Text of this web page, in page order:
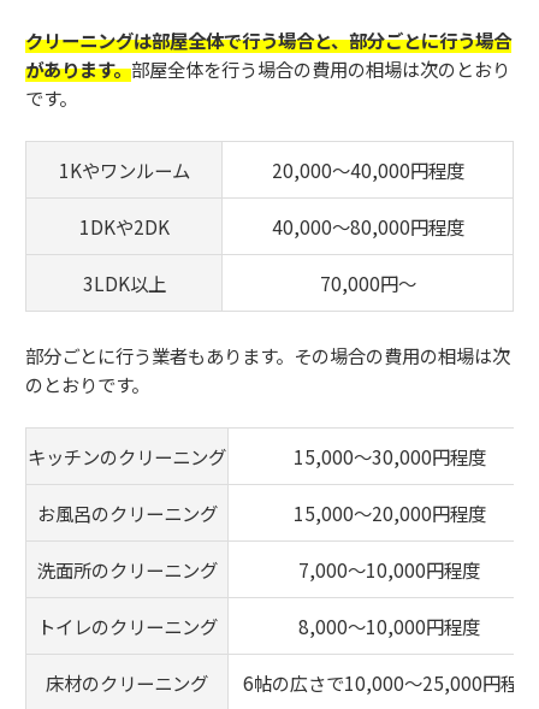
クリーニングは部屋全体で行う場合と、部分ごとに行う場合
があります。部屋全体を行う場合の費用の相場は次のとおり
です。
1Kやワンルーム 20,000～40,000円程度
1DKや2DK 40,000～80,000円程度
3LDK以上 70,000円～
部分ごとに行う業者もあります。その場合の費用の相場は次
のとおりです。
キッチンのクリーニング 15,000～30,000円程度
お風呂のクリーニング 15,000～20,000円程度
洗面所のクリーニング 7,000～10,000円程度
トイレのクリーニング 8,000～10,000円程度
床材のクリーニング 6帖の広さで10,000～25,000円程度